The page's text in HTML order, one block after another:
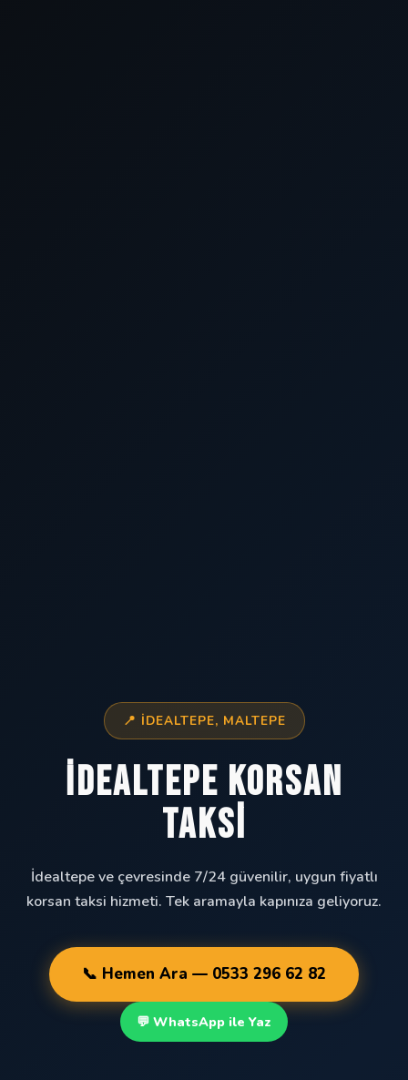
📍 İDEALTEPE, MALTEPE
İdealtepe Korsan
Taksi
İdealtepe ve çevresinde 7/24 güvenilir, uygun fiyatlı
korsan taksi hizmeti. Tek aramayla kapınıza geliyoruz.
📞 Hemen Ara — 0533 296 62 82
💬 WhatsApp ile Yaz